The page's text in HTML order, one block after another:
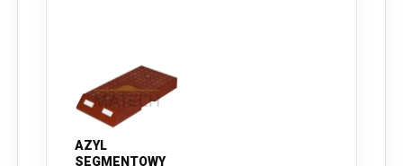
AZYL
SEGMENTOWY